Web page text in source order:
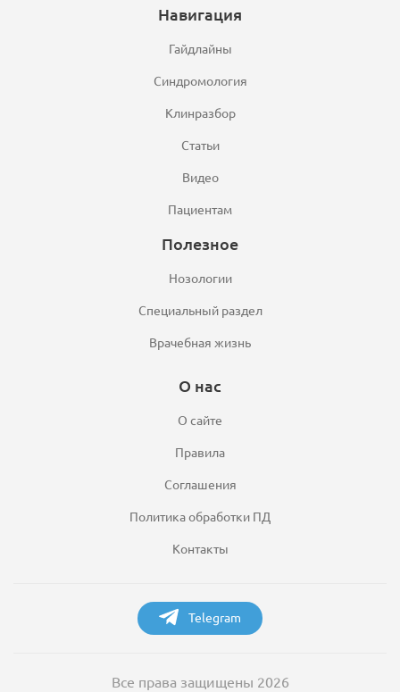
Навигация
Гайдлайны
Синдромология
Клинразбор
Статьи
Видео
Пациентам
Полезное
Нозологии
Специальный раздел
Врачебная жизнь
О нас
О сайте
Правила
Соглашения
Политика обработки ПД
Контакты
Telegram
Все права защищены 2026